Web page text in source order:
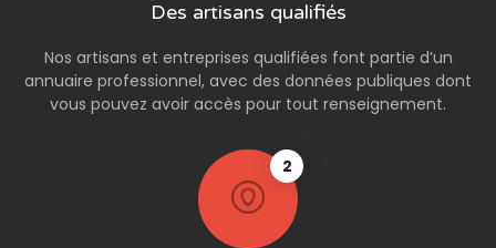
Des artisans qualifiés
Nos artisans et entreprises qualifiées font partie d’un
annuaire professionnel, avec des données publiques dont
vous pouvez avoir accès pour tout renseignement.
2